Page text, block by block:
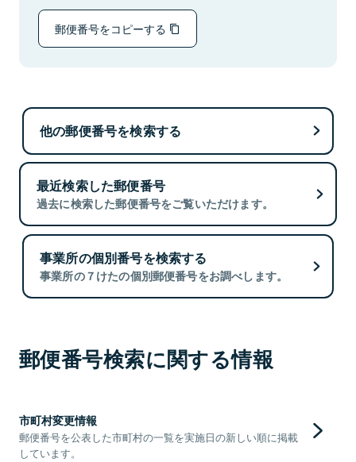
郵便番号をコピーする
他の郵便番号を検索する
最近検索した郵便番号
過去に検索した郵便番号をご覧いただけます。
事業所の個別番号を検索する
事業所の７けたの個別郵便番号をお調べします。
郵便番号検索に関する情報
市町村変更情報
郵便番号を公表した市町村の一覧を実施日の新しい順に掲載
しています。